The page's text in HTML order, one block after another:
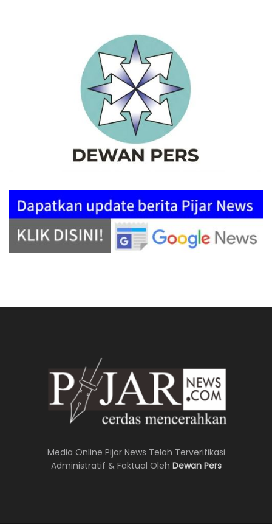
Media Online Pijar News Telah Terverifikasi
Administratif & Faktual Oleh Dewan Pers